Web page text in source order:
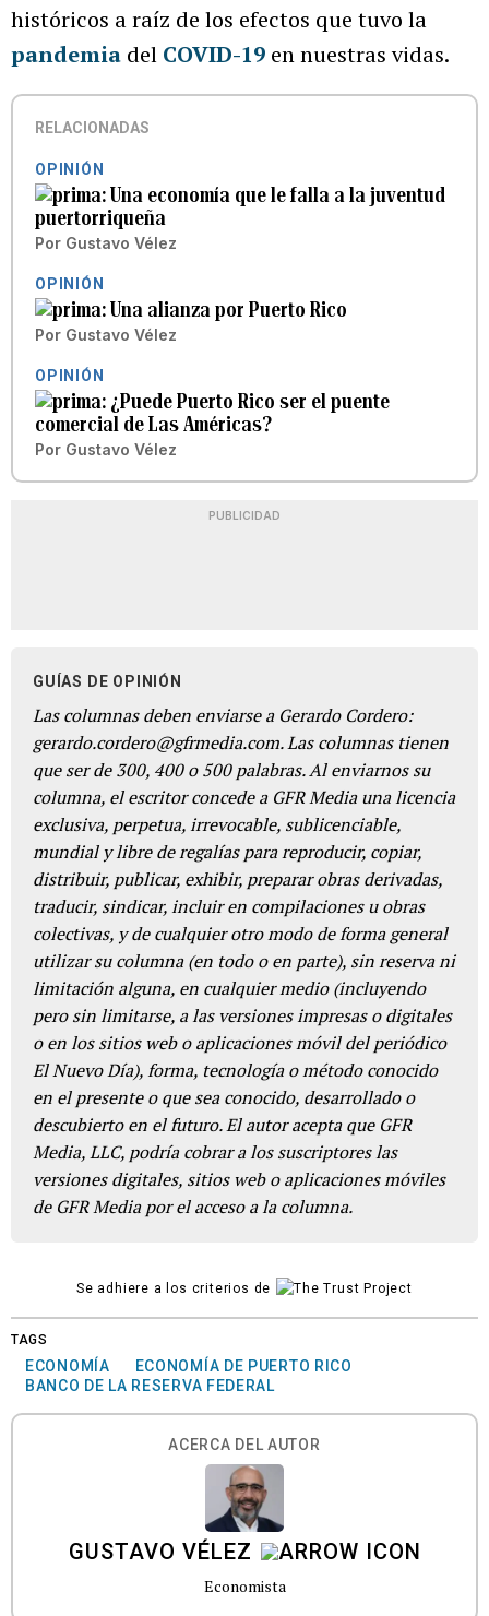
históricos a raíz de los efectos que tuvo la
pandemia del COVID-19 en nuestras vidas.
RELACIONADAS
OPINIÓN
Una economía que le falla a la juventud
puertorriqueña
Por Gustavo Vélez
OPINIÓN
Una alianza por Puerto Rico
Por Gustavo Vélez
OPINIÓN
¿Puede Puerto Rico ser el puente
comercial de Las Américas?
Por Gustavo Vélez
PUBLICIDAD
GUÍAS DE OPINIÓN
Las columnas deben enviarse a Gerardo Cordero:
gerardo.cordero@gfrmedia.com. Las columnas tienen
que ser de 300, 400 o 500 palabras. Al enviarnos su
columna, el escritor concede a GFR Media una licencia
exclusiva, perpetua, irrevocable, sublicenciable,
mundial y libre de regalías para reproducir, copiar,
distribuir, publicar, exhibir, preparar obras derivadas,
traducir, sindicar, incluir en compilaciones u obras
colectivas, y de cualquier otro modo de forma general
utilizar su columna (en todo o en parte), sin reserva ni
limitación alguna, en cualquier medio (incluyendo
pero sin limitarse, a las versiones impresas o digitales
o en los sitios web o aplicaciones móvil del periódico
El Nuevo Día), forma, tecnología o método conocido
en el presente o que sea conocido, desarrollado o
descubierto en el futuro. El autor acepta que GFR
Media, LLC, podría cobrar a los suscriptores las
versiones digitales, sitios web o aplicaciones móviles
de GFR Media por el acceso a la columna.
Se adhiere a los criterios de
TAGS
ECONOMÍA
ECONOMÍA DE PUERTO RICO
BANCO DE LA RESERVA FEDERAL
ACERCA DEL AUTOR
GUSTAVO VÉLEZ
Economista